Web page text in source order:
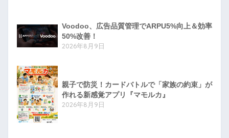
Voodoo、広告品質管理でARPU5%向上＆効率
50%改善！
2026年8月9日
親子で防災！カードバトルで「家族の約束」が
作れる新感覚アプリ『マモルカ』
2026年8月9日